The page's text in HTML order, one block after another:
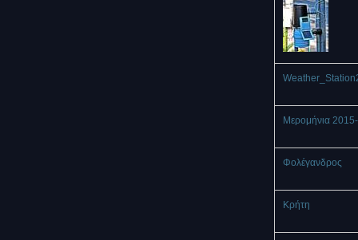
Μερομήνια
Φολέγανδρος
Κρήτη